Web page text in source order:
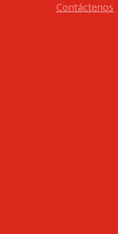
Contáctenos